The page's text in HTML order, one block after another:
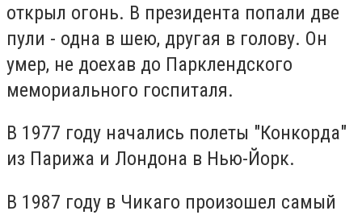
открыл огонь. В президента попали две
пули - одна в шею, другая в голову. Он
умер, не доехав до Парклендского
мемориального госпиталя.
В 1977 году начались полеты "Конкорда"
из Парижа и Лондона в Нью-Йорк.
В 1987 году в Чикаго произошел самый